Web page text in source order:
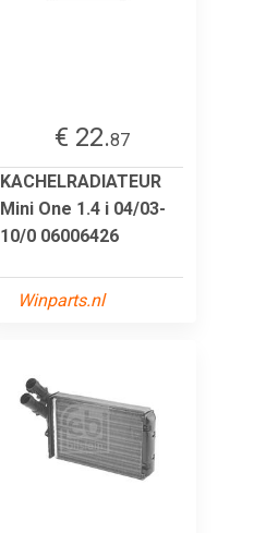
€ 22.87
KACHELRADIATEUR
Mini One 1.4 i 04/03-
10/0 06006426
Winparts.nl